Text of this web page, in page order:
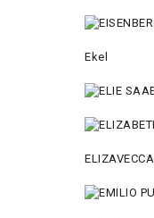
Ekel
ELIZAVECCA